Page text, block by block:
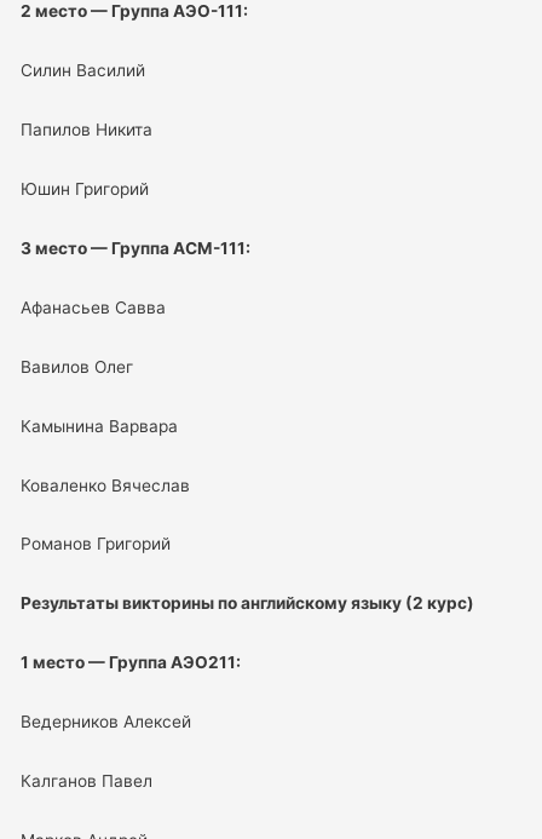
2 место — Группа АЭО-111:
Силин Василий
Папилов Никита
Юшин Григорий
3 место — Группа АСМ-111:
Афанасьев Савва
Вавилов Олег
Камынина Варвара
Коваленко Вячеслав
Романов Григорий
Результаты викторины по английскому языку (2 курс)
1 место — Группа АЭО211:
Ведерников Алексей
Калганов Павел